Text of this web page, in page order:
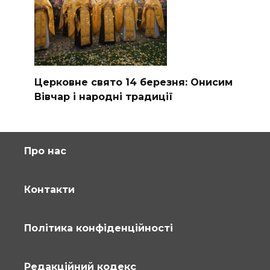
Церковне свято 14 березня: Онисим
Вівчар і народні традиції
Про нас
Контакти
Політика конфіденційності
Редакційний кодекс